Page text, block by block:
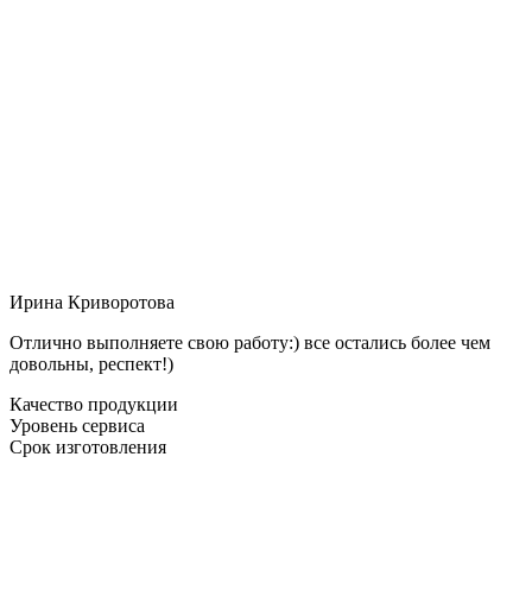
Ирина Криворотова
Отлично выполняете свою работу:) все остались более чем
довольны, респект!)
Качество продукции
Уровень сервиса
Срок изготовления